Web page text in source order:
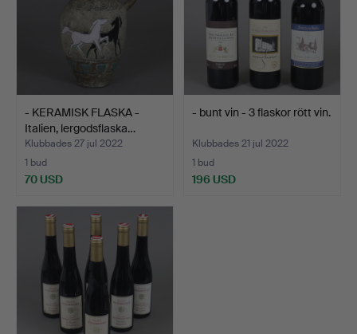
- KERAMISK FLASKA -
Italien, lergodsflaska…
Klubbades 27 jul 2022
1 bud
70 USD
- bunt vin - 3 flaskor rött vin.
Klubbades 21 jul 2022
1 bud
196 USD